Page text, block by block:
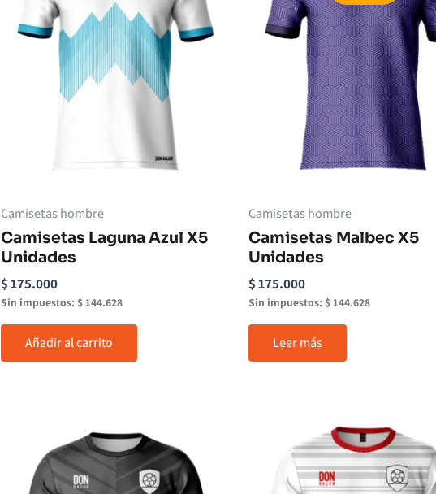
Camisetas hombre
Camisetas Laguna Azul X5
Unidades
$175.000
Sin impuestos: $144.628
Añadir al carrito
Camisetas hombre
Camisetas Malbec X5
Unidades
$175.000
Sin impuestos: $144.628
Leer más